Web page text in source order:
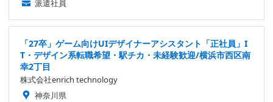
派遣社員
「27卒」ゲーム向けUIデザイナーアシスタント「正社員」I
T・デザイン系転職希望・駅チカ・未経験歓迎/横浜市西区南
幸2丁目
株式会社enrich technology
神奈川県